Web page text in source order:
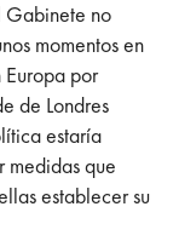
Gabinete no
momentos en
por
de Londres
estaría
medidas que
establecer su